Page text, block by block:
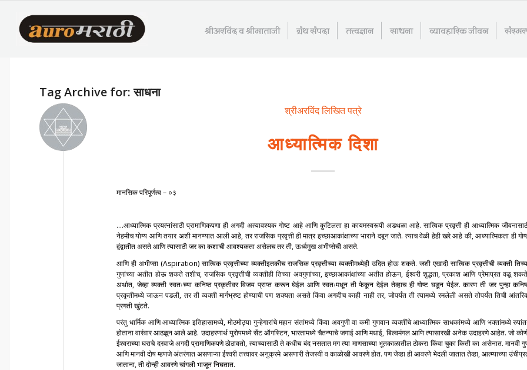
श्रीअरविंद व श्रीमाताजी ग्रंथ संपदा तत्त्वज्ञान साधना व्यावहारिक जीवन
Tag Archive for:साधना
श्रीअरविंद लिखित पत्रे
आध्यात्मिक दिशा
मानसिक परिपूर्णत्व – ०३
….आध्यात्मिक प्रयत्नांसाठी प्रामाणिकपणा ही अगदी अत्यावश्यक गोष्ट आहे आणि कुटिलता हा कायमस्वरूपी अडथळा आहे. सात्विक प्रवृत्ती ही आध्यात्मिक
नेहमीच योग्य आणि तयार अशी मानण्यात आली आहे, तर राजसिक प्रवृत्ती ही मात्र इच्छाआकांक्षाच्या भाराने दबून जाते. त्याच वेळी हेही खरे आहे की, आध्यात्मिकता ही
द्वंद्वातीत असते आणि त्यासाठी जर का कशाची आवश्यकता असेलच तर ती, ऊर्ध्वमुख अभीप्सेची असते.
आणि ही अभीप्सा (Aspiration) सात्विक प्रवृत्तीच्या व्यक्तीइतकीच राजसिक प्रवृत्तीच्या व्यक्तीमध्येही उदित होऊ शकते. जशी एखादी सात्विक प्रवृत्तीची व्यक्ती
गुणांच्या अतीत होऊ शकते तशीच, राजसिक प्रवृत्तीची व्यक्तीही तिच्या अवगुणांच्या, इच्छाआकांक्षांच्या अतीत होऊन, ईश्वरी शुद्धता, प्रकाश आणि प्रेमाप्रत वळू
अर्थात, जेव्हा व्यक्ती स्वतःच्या कनिष्ठ प्रकृतीवर विजय प्राप्त करून घेईल आणि स्वतःमधून ती फेकून देईल तेव्हाच ही गोष्ट घडून येईल. कारण ती जर पुन्हा
प्रकृतीमध्ये जाऊन पडली, तर ती व्यक्ती मार्गभ्रष्ट होण्याची पण शक्यता असते किंवा अगदीच काही नाही तर, जोपर्यंत ती त्यामध्ये रमलेली असते तोपर्यंत तिची
प्रगती खुंटते.
परंतु धार्मिक आणि आध्यात्मिक इतिहासामध्ये, मोठमोठ्या गुन्हेगारांचे महान संतांमध्ये किंवा अवगुणी वा कमी गुणवान व्यक्तींचे आध्यात्मिक साधकांमध्ये आणि भक्तांमध्ये
होताना वारंवार आढळून आले आहे. उदाहरणार्थ युरोपमध्ये सेंट ऑगस्टिन, भारतामध्ये चैतन्याचे जगाई आणि मधाई, बिल्वमंगल आणि त्यासारखी अनेक उदाहरणे आहेत. जो
ईश्वराच्या घराचे दरवाजे अगदी प्रामाणिकपणे ठोठावतो, त्याच्यासाठी ते कधीच बंद नसतात मग त्या माणसाच्या भूतकाळातील ठोकरा किंवा चुका किती का असेनात. मानवी
आणि मानवी दोष म्हणजे अंतरंगात असणाऱ्या ईश्वरी तत्त्वावर अनुक्रमे असणारी तेजस्वी व काळोखी आवरणे होत. पण जेव्हा ही आवरणे भेदली जातात तेव्हा, आत्म्याच्या
जाताना, ती दोन्ही आवरणे चांगली भाजून निघतात.